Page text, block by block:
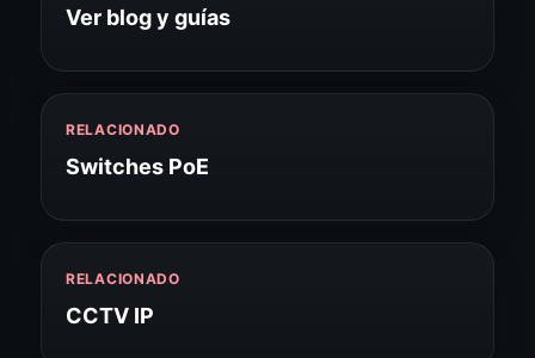
Ver blog y guías
RELACIONADO
Switches PoE
RELACIONADO
CCTV IP